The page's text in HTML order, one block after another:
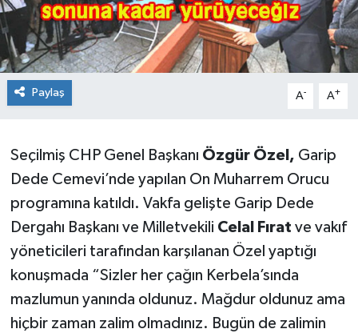
Paylaş A- A+
Seçilmiş CHP Genel Başkanı Özgür Özel, Garip
Dede Cemevi’nde yapılan On Muharrem Orucu
programına katıldı. Vakfa gelişte Garip Dede
Dergahı Başkanı ve Milletvekili Celal Fırat ve vakıf
yöneticileri tarafından karşılanan Özel yaptığı
konuşmada “Sizler her çağın Kerbela’sında
mazlumun yanında oldunuz. Mağdur oldunuz ama
hiçbir zaman zalim olmadınız. Bugün de zalimin